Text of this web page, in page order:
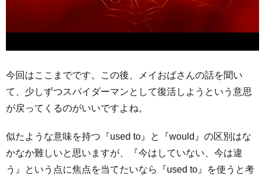
今回はここまでです。この後、メイおばさんの話を聞い
て、少しずつスパイダーマンとして復活しようという意思
が戻ってくるのがいいですよね。
似たような意味を持つ『used to』と『would』の区別はな
かなか難しいと思いますが、『今はしていない、今は違
う』という点に焦点を当てたいなら『used to』を使うと考